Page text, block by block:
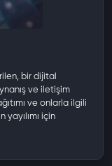
bir dijital
ve iletişim
ve onlarla ilgili
için